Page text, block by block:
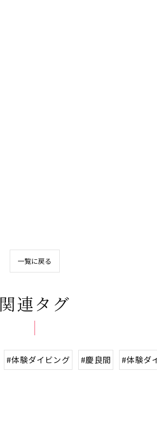
一覧に戻る
関連タグ
#体験ダイビング #慶良間 #体験ダ